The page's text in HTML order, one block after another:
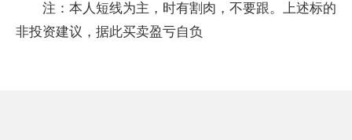
注：本人短线为主，时有割肉，不要跟。上述标的
非投资建议，据此买卖盈亏自负